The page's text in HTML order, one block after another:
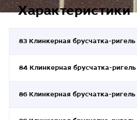
Характеристики
83 Клинкерная брусчатка-ригель
84 Клинкерная брусчатка-ригель
86 Клинкерная брусчатка-ригель